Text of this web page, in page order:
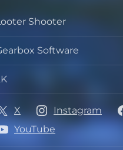
Shooter
Software
X Instagram
YouTube